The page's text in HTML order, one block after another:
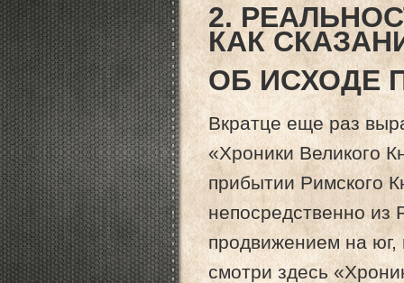
2.
КАК
ОБ ИСХОДЕ
Вкратце еще раз
«Хроники Великого
прибытии Римского
непосредственно
продвижением на
смотри здесь